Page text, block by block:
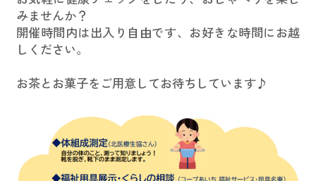
はじめての方へ
お買い物・サービス
福祉・介護
くらしのサポート
みませんか？
開催時間内は出入り自由です、お好きな時間にお越
しください。
お茶とお菓子をご用意してお待ちしています♪